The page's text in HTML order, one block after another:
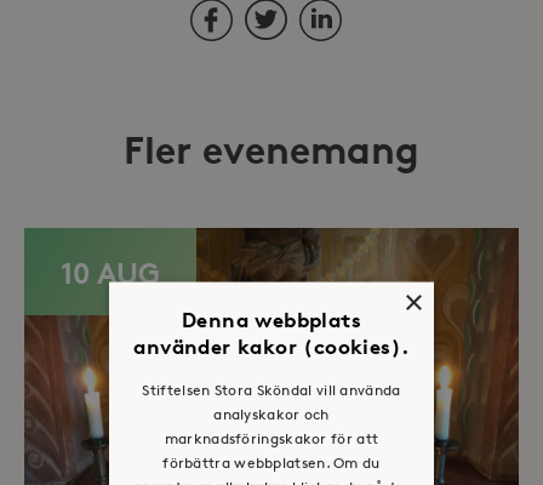
FacebookTwitterLinkedIn
Fler evenemang
10 AUG
×
Denna webbplats
använder kakor (cookies).
Stiftelsen Stora Sköndal vill använda
analyskakor och
marknadsföringskakor för att
förbättra webbplatsen. Om du